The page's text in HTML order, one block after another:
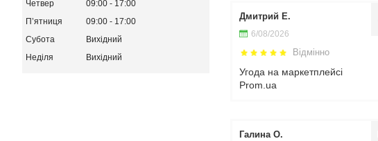
Дмитрий Е.
6/08/2026
Відмінно
Угода на маркетплейсі
Prom.ua
Галина О.
Четвер
09:00
17:00
Пʼятниця
09:00
17:00
Субота
Вихідний
Неділя
Вихідний